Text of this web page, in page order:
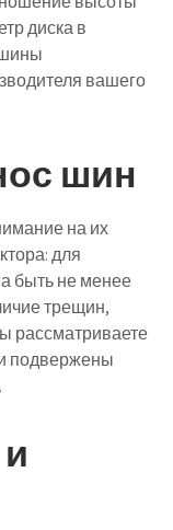
диска в
вашего
шин
на их
для
быть не менее
трещин,
рассматриваете
подвержены